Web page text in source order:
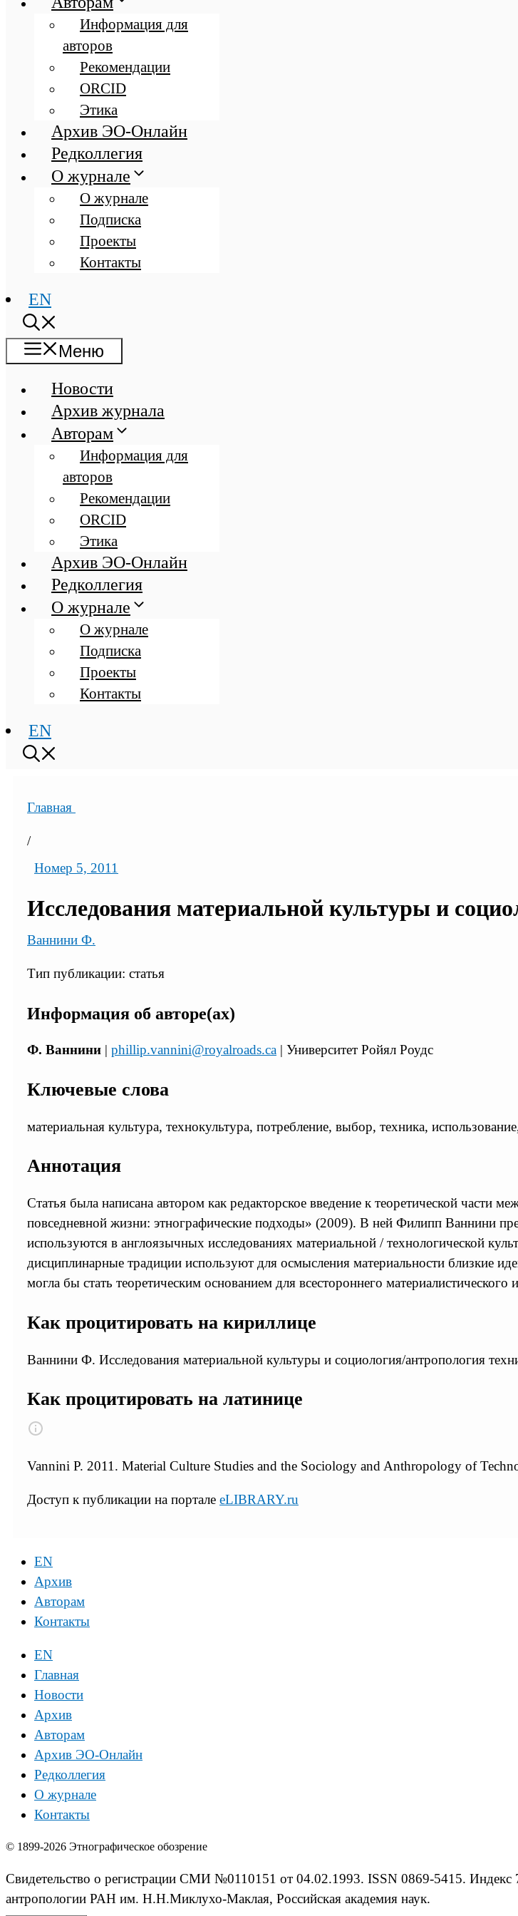
Информация для
авторов
Рекомендации
ORCID
Этика
Архив ЭО-Онлайн
Редколлегия
О журнале
О журнале
Подписка
Проекты
Контакты
EN
Меню
Новости
Архив журнала
Авторам
Информация для
авторов
Рекомендации
ORCID
Этика
Архив ЭО-Онлайн
Редколлегия
О журнале
О журнале
Подписка
Проекты
Контакты
EN
Главная
/
Номер 5, 2011
Исследования материальной культуры и
Ваннини Ф.
Тип публикации: статья
Информация об авторе(ах)
Ф. Ваннини | phillip.vannini@royalroads.ca | Университет Ройял Роудс
Ключевые слова
материальная культура, технокультура, потребление, выбор, техника,
Аннотация
Статья была написана автором как редакторское введение к теоретической части
повседневной жизни: этнографические подходы» (2009). В ней Филипп Ваннини
используются в англоязычных исследованиях материальной / технологической
дисциплинарные традиции используют для осмысления материальности близкие
могла бы стать теоретическим основанием для всестороннего материалистического
Как процитировать на кириллице
Ваннини Ф. Исследования материальной культуры и социология/антропология
Как процитировать на латинице
Vannini P. 2011. Material Culture Studies and the Sociology and Anthropology of
Доступ к публикации на портале eLIBRARY.ru
EN
Архив
Авторам
Контакты
EN
Главная
Новости
Архив
Авторам
Архив ЭО-Онлайн
Редколлегия
О журнале
Контакты
© 1899-2026 Этнографическое обозрение
Свидетельство о регистрации СМИ №0110151 от 04.02.1993. ISSN 0869-5415. Индекс
антропологии РАН им. Н.Н.Миклухо-Маклая, Российская академия наук.